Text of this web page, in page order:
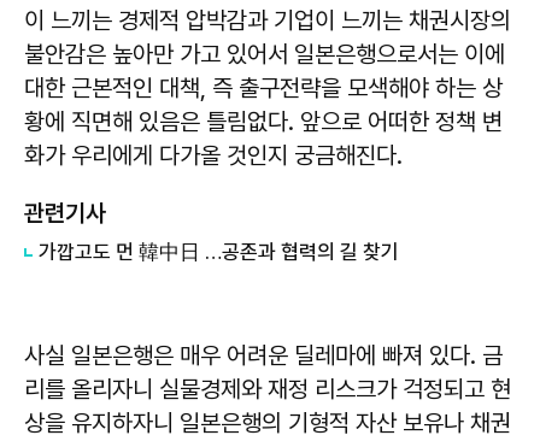
이 느끼는 경제적 압박감과 기업이 느끼는 채권시장의
불안감은 높아만 가고 있어서 일본은행으로서는 이에
대한 근본적인 대책, 즉 출구전략을 모색해야 하는 상
황에 직면해 있음은 틀림없다. 앞으로 어떠한 정책 변
화가 우리에게 다가올 것인지 궁금해진다.
관련기사
가깝고도 먼 韓中日 …공존과 협력의 길 찾기
사실 일본은행은 매우 어려운 딜레마에 빠져 있다. 금
리를 올리자니 실물경제와 재정 리스크가 걱정되고 현
상을 유지하자니 일본은행의 기형적 자산 보유나 채권